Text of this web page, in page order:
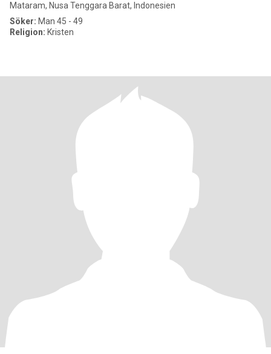
Mataram, Nusa Tenggara Barat, Indonesien
Söker: Man 45 - 49
Religion: Kristen